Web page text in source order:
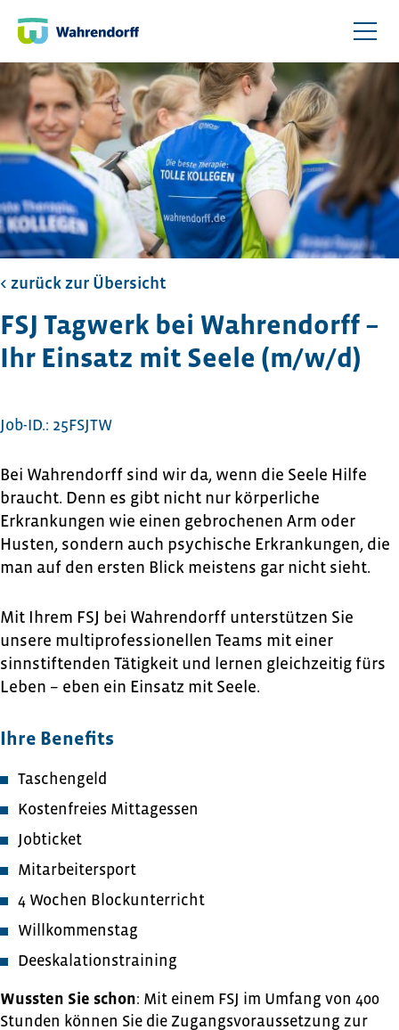
< zurück zur Übersicht​
FSJ Tagwerk bei Wahrendorff –
Ihr Einsatz mit Seele (m/w/d)
Job-ID.: 25FSJTW
Bei Wahrendorff sind wir da, wenn die Seele Hilfe
braucht. Denn es gibt nicht nur körperliche
Erkrankungen wie einen gebrochenen Arm oder
Husten, sondern auch psychische Erkrankungen, die
man auf den ersten Blick meistens gar nicht sieht.
Mit Ihrem FSJ bei Wahrendorff unterstützen Sie
unsere multiprofessionellen Teams mit einer
sinnstiftenden Tätigkeit und lernen gleichzeitig fürs
Leben – eben ein Einsatz mit Seele.
Ihre Benefits
Taschengeld
Kostenfreies Mittagessen
Jobticket
Mitarbeitersport
4 Wochen Blockunterricht
Willkommenstag
Deeskalationstraining
Wussten Sie schon: Mit einem FSJ im Umfang von 400
Stunden können Sie die Zugangsvoraussetzung zur